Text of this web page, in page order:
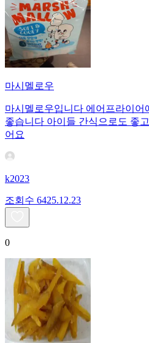
마시멜로우
마시멜로우입니다 에어프라이어
좋습니다 아이들 간식으로도 좋
어요
k2023
조회수 6425.12.23
0